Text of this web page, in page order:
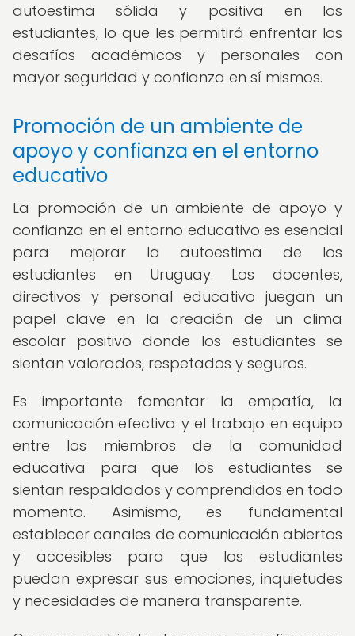
autoestima sólida y positiva en los
estudiantes, lo que les permitirá enfrentar los
desafíos académicos y personales con
mayor seguridad y confianza en sí mismos.
Promoción de un ambiente de
apoyo y confianza en el entorno
educativo
La promoción de un ambiente de apoyo y
confianza en el entorno educativo es esencial
para mejorar la autoestima de los
estudiantes en Uruguay. Los docentes,
directivos y personal educativo juegan un
papel clave en la creación de un clima
escolar positivo donde los estudiantes se
sientan valorados, respetados y seguros.
Es importante fomentar la empatía, la
comunicación efectiva y el trabajo en equipo
entre los miembros de la comunidad
educativa para que los estudiantes se
sientan respaldados y comprendidos en todo
momento. Asimismo, es fundamental
establecer canales de comunicación abiertos
y accesibles para que los estudiantes
puedan expresar sus emociones, inquietudes
y necesidades de manera transparente.